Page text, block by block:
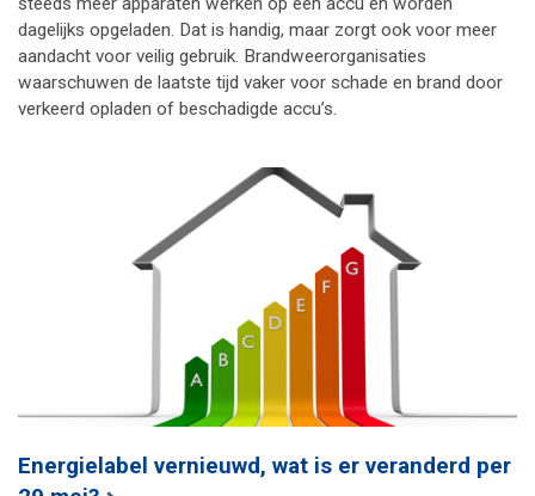
dagelijks opgeladen. Dat is handig, maar zorgt ook voor meer
aandacht voor veilig gebruik. Brandweerorganisaties
waarschuwen de laatste tijd vaker voor schade en brand door
verkeerd opladen of beschadigde accu’s.
Energielabel vernieuwd, wat is er veranderd per